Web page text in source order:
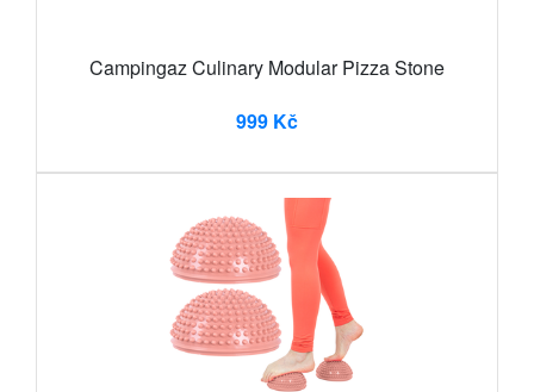
Campingaz Culinary Modular Pizza Stone
999 Kč